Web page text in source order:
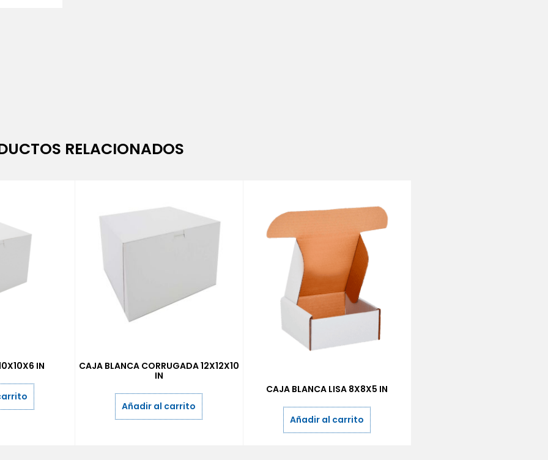
RELACIONADOS
IN
CAJA BLANCA CORRUGADA 12X12X10
IN
Añadir al carrito
CAJA BLANCA LISA 8X8X5 IN
Añadir al carrito